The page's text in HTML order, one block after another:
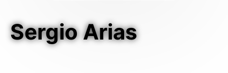
Guías descargables
Sergio Arias